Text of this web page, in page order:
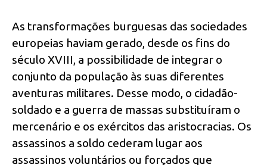
As transformações burguesas das sociedades
europeias haviam gerado, desde os fins do
século XVIII, a possibilidade de integrar o
conjunto da população às suas diferentes
aventuras militares. Desse modo, o cidadão-
soldado e a guerra de massas substituíram o
mercenário e os exércitos das aristocracias. Os
assassinos a soldo cederam lugar aos
assassinos voluntários ou forçados que